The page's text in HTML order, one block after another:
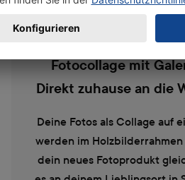
Fotocollage mit
Direkt zuhause an die
Deine Fotos als Collage auf
werden im
dein neues Fotoprodukt